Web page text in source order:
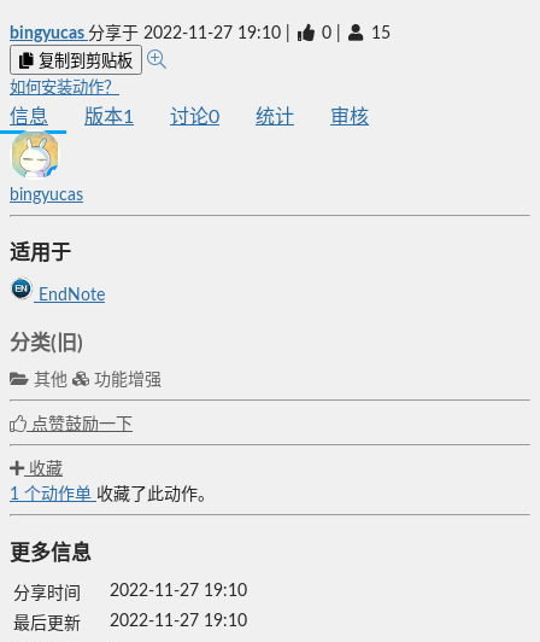
bingyucas 分享于 2022-11-27 19:10 0 15
复制到剪贴板
如何安装动作？
信息 版本1 讨论0 统计 审核
bingyucas
适用于
EndNote
分类(旧)
其他 功能增强
点赞鼓励一下
收藏
1 个动作单 收藏了此动作。
更多信息
分享时间
2022-11-27 19:10
最后更新
2022-11-27 19:10